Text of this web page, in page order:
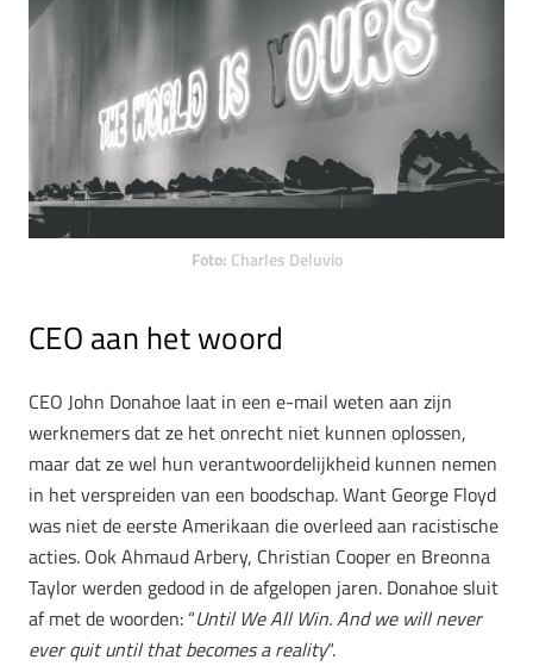
Foto: Charles Deluvio
CEO aan het woord
CEO John Donahoe laat in een e-mail weten aan zijn
werknemers dat ze het onrecht niet kunnen oplossen,
maar dat ze wel hun verantwoordelijkheid kunnen nemen
in het verspreiden van een boodschap. Want George Floyd
was niet de eerste Amerikaan die overleed aan racistische
acties. Ook Ahmaud Arbery, Christian Cooper en Breonna
Taylor werden gedood in de afgelopen jaren. Donahoe sluit
af met de woorden: “Until We All Win. And we will never
ever quit until that becomes a reality“.